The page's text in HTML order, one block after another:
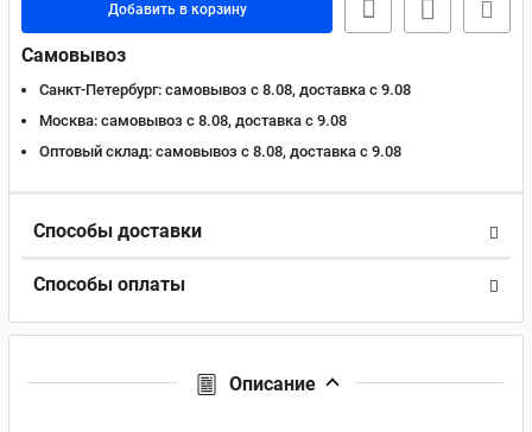
Добавить в корзину
Самовывоз
Санкт-Петербург: самовывоз с 8.08, доставка c 9.08
Москва: самовывоз с 8.08, доставка c 9.08
Оптовый склад: самовывоз с 8.08, доставка c 9.08
Способы доставки
Способы оплаты
Описание